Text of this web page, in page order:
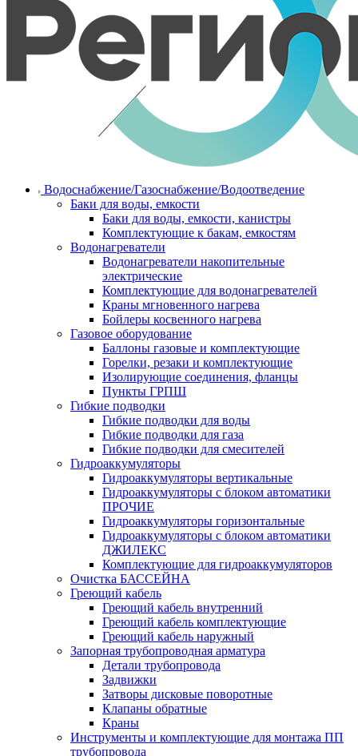
Водоснабжение/Газоснабжение/Водоотведение
Баки для воды, емкости
Баки для воды, емкости, канистры
Комплектующие к бакам, емкостям
Водонагреватели
Водонагреватели накопительные
электрические
Комплектующие для водонагревателей
Краны мгновенного нагрева
Бойлеры косвенного нагрева
Газовое оборудование
Баллоны газовые и комплектующие
Горелки, резаки и комплектующие
Изолирующие соединения, фланцы
Пункты ГРПШ
Гибкие подводки
Гибкие подводки для воды
Гибкие подводки для газа
Гибкие подводки для смесителей
Гидроаккумуляторы
Гидроаккумуляторы вертикальные
Гидроаккумуляторы с блоком автоматики
ПРОЧИЕ
Гидроаккумуляторы горизонтальные
Гидроаккумуляторы с блоком автоматики
ДЖИЛЕКС
Комплектующие для гидроаккумуляторов
Очистка БАССЕЙНА
Греющий кабель
Греющий кабель внутренний
Греющий кабель комплектующие
Греющий кабель наружный
Запорная трубопроводная арматура
Детали трубопровода
Задвижки
Затворы дисковые поворотные
Клапаны обратные
Краны
Инструменты и комплектующие для монтажа ПП
трубопровода